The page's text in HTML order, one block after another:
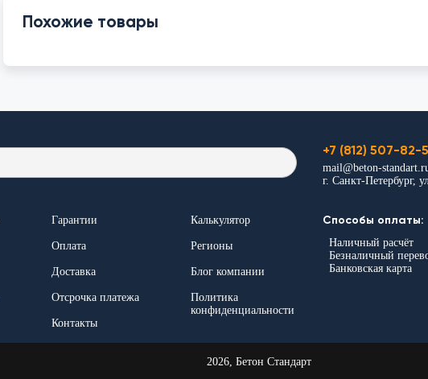
Похожие товары
+7 (812) 507-82-
mail@beton-
г. Санкт-Петербург,
Гарантии
Оплата
Доставка
Отсрочка платежа
Контакты
Калькулятор
Регионы
Блог компании
Политика
конфиденциальности
Способы оплаты:
Наличный расчёт
Безналичный
Банковская карта
2026, Бетон Стандарт